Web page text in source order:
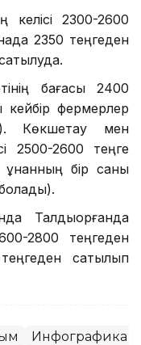
келісі 2300-2600
2350 теңгеден
бағасы 2400
кейбір фермерлер
Көкшетау мен
2500-2600 теңге
бір саны
Талдықорғанда
2800 теңгеден
сатылып
Инфографика